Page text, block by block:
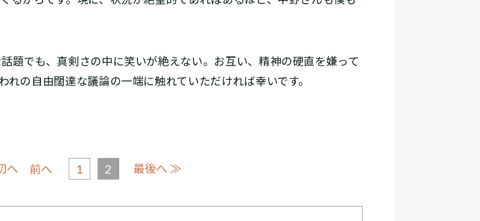
題でも、真剣さの中に笑いが絶えない。お互い、精神の硬直を嫌って
れの自由闊達な議論の一端に触れていただければ幸いです。
へ 前へ 1 2 最後へ ≫